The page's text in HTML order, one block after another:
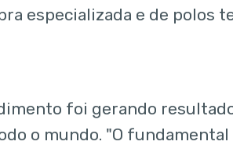
especializada e de polos
foi gerando
o mundo. "O fundamental